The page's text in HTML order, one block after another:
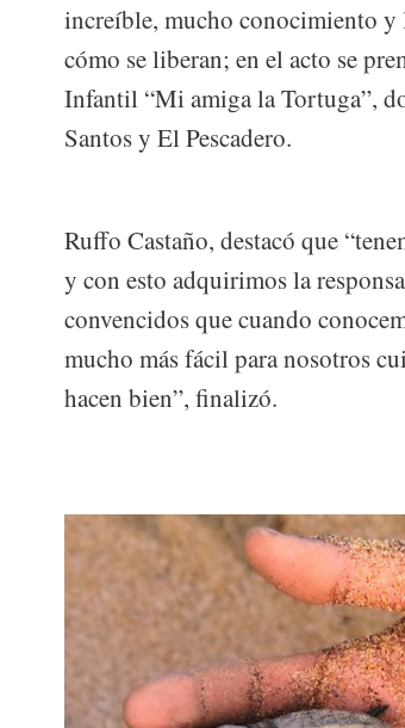
increíble, mucho conocimiento y
cómo se liberan; en el acto se
Infantil “Mi amiga la Tortuga”,
Santos y El Pescadero.
Ruffo Castaño, destacó que
y con esto adquirimos la
convencidos que cuando
mucho más fácil para nosotros
hacen bien”, finalizó.